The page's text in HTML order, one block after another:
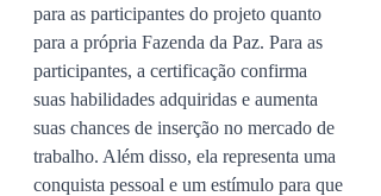
para as participantes do projeto quanto
para a própria Fazenda da Paz. Para as
participantes, a certificação confirma
suas habilidades adquiridas e aumenta
suas chances de inserção no mercado de
trabalho. Além disso, ela representa uma
conquista pessoal e um estímulo para que